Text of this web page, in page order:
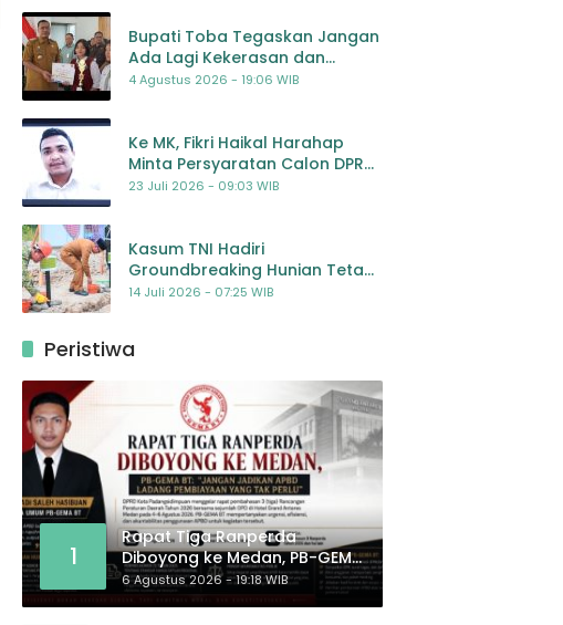
Bupati Toba Tegaskan Jangan
Ada Lagi Kekerasan dan
Bullying Terhadap Anak,
4 Agustus 2026 - 19:06 WIB
Ke MK, Fikri Haikal Harahap
Minta Persyaratan Calon DPR
Dilengkapi Penilaian
23 Juli 2026 - 09:03 WIB
Kasum TNI Hadiri
Groundbreaking Hunian Tetap
Pascabencana di
14 Juli 2026 - 07:25 WIB
Peristiwa
1
Rapat Tiga Ranperda
Diboyong ke Medan, PB-GEMA
BT: Jangan Jadikan APBD
Ladang Pembiayaan yang
6 Agustus 2026 - 19:18 WIB